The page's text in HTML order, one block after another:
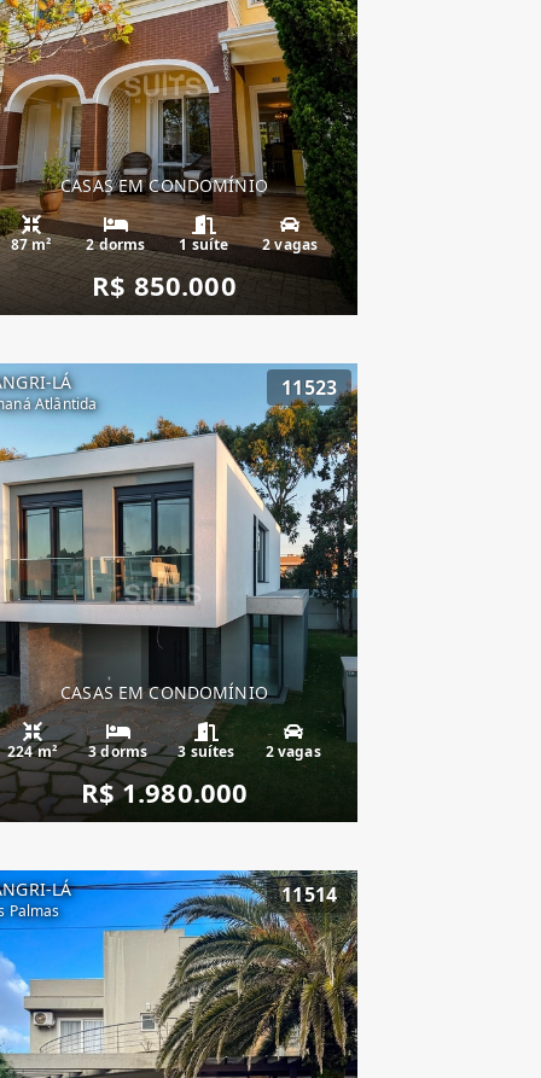
CASAS EM CONDOMÍNIO
87 m² 2 dorms 1 suíte 2 vagas
R$ 850.000
LÁ
Atlântida
11523
CASAS EM CONDOMÍNIO
224 m² 3 dorms 3 suítes 2 vagas
R$ 1.980.000
LÁ
Palmas
11514